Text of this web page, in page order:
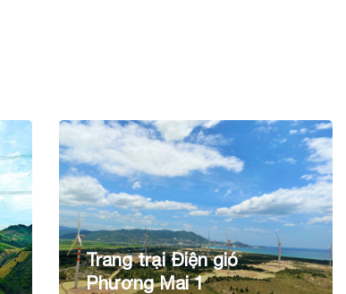
Trang trại Điện gió
Phương Mai 1